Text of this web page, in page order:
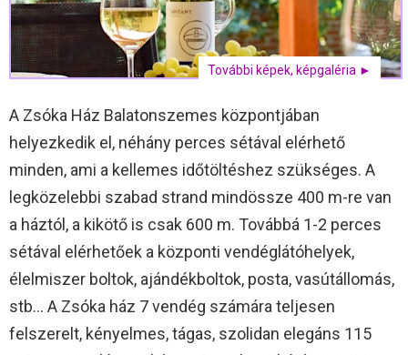
További képek, képgaléria ►
A Zsóka Ház Balatonszemes központjában
helyezkedik el, néhány perces sétával elérhető
minden, ami a kellemes időtöltéshez szükséges. A
legközelebbi szabad strand mindössze 400 m-re van
a háztól, a kikötő is csak 600 m. Továbbá 1-2 perces
sétával elérhetőek a központi vendéglátóhelyek,
élelmiszer boltok, ajándékboltok, posta, vasútállomás,
stb… A Zsóka ház 7 vendég számára teljesen
felszerelt, kényelmes, tágas, szolidan elegáns 115